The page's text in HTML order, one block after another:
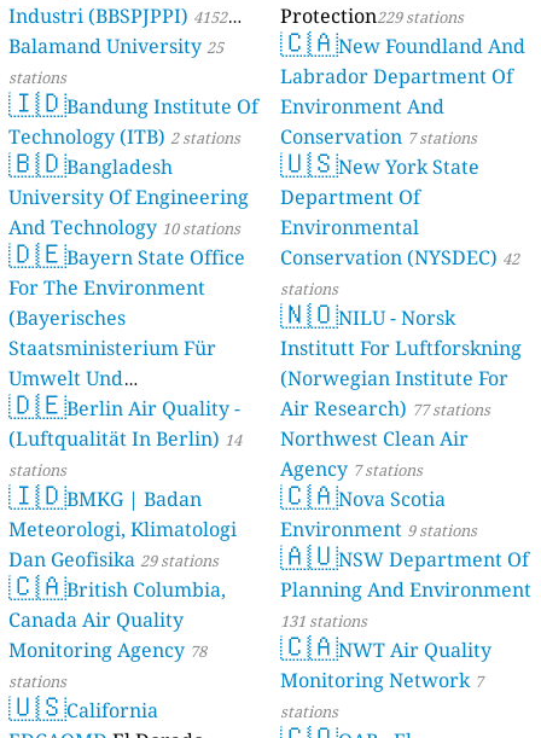
Industri (BBSPJPPI) 4152
stations
Balamand University25
stations
🇮🇩Bandung Institute Of
Technology (ITB) 2 stations
🇧🇩Bangladesh
University Of Engineering
And Technology 10 stations
🇩🇪Bayern State Office
For The Environment
(Bayerisches
Staatsministerium Für
Umwelt Und
Verbraucherschutz) - LfU
46 stations
🇩🇪Berlin Air Quality -
(Luftqualität In Berlin) 14
stations
🇮🇩BMKG | Badan
Meteorologi, Klimatologi
Dan Geofisika 29 stations
🇨🇦British Columbia,
Canada Air Quality
Monitoring Agency 78
stations
🇺🇸California
Protection229 stations
🇨🇦New Foundland And
Labrador Department Of
Environment And
Conservation 7 stations
🇺🇸New York State
Department Of
Environmental
Conservation (NYSDEC) 42
stations
🇳🇴NILU - Norsk
Institutt For Luftforskning
(Norwegian Institute For
Air Research) 77 stations
Northwest Clean Air
Agency 7 stations
🇨🇦Nova Scotia
Environment 9 stations
🇦🇺NSW Department Of
Planning And Environment
131 stations
🇨🇦NWT Air Quality
Monitoring Network 7
stations